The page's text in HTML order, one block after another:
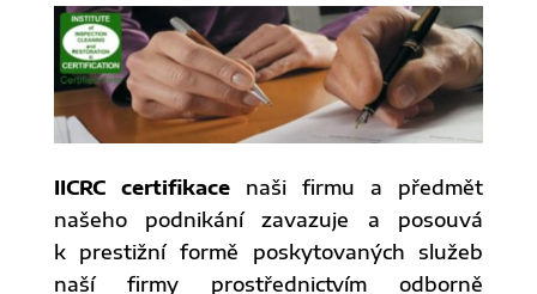
IICRC certifikacenaši firmu a předmět
našeho podnikání zavazuje a posouvá
k prestižní formě poskytovaných služeb
naší firmy prostřednictvím odborně